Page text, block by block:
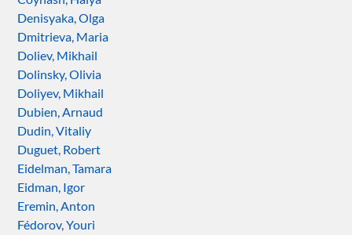
Denisyaka, Olga
Dmitrieva, Maria
Doliev, Mikhail
Dolinsky, Olivia
Doliyev, Mikhail
Dubien, Arnaud
Dudin, Vitaliy
Duguet, Robert
Eidelman, Tamara
Eidman, Igor
Eremin, Anton
Fédorov, Youri